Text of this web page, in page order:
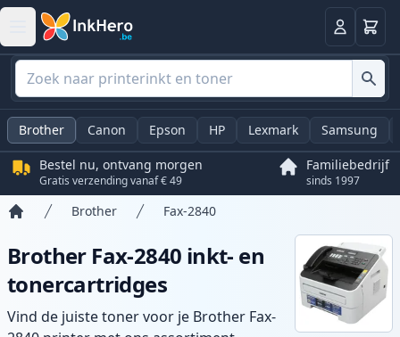
Log in
Brother Canon Epson HP Lexmark Samsung
Bestel nu, ontvang morgen
Gratis verzending vanaf € 49
Familiebedrijf
sinds 1997
Brother Fax-2840
Brother Fax-2840 inkt- en
tonercartridges
Vind de juiste toner voor je Brother Fax-